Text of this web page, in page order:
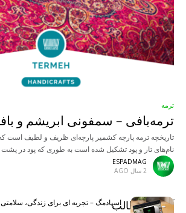
ترمه
ترمه‌بافی – سمفونی ابریشم و
تاریخچه ترمه پارچه کشمیر پارچه‌ای ظریف و لطیف است
نام‌های تار و پود تشکیل شده است به طوری که پود در پشت
ESPADMAG
2 سال AGO
Latest
آخرین مطالباسپادمگ – تجربه ای برای زندگی،